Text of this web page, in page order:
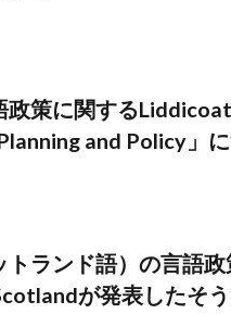
政策に関する
and Policy」
トランド語）の言語
が発表したそう